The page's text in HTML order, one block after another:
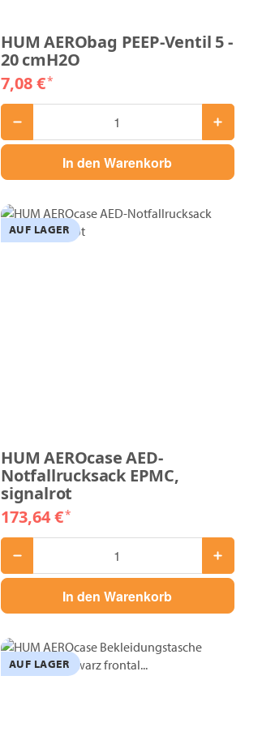
HUM AERObag PEEP-Ventil 5 -
20 cmH2O
7,08 €*
In den Warenkorb
AUF LAGER
HUM AEROcase AED-
Notfallrucksack EPMC,
signalrot
173,64 €*
In den Warenkorb
AUF LAGER